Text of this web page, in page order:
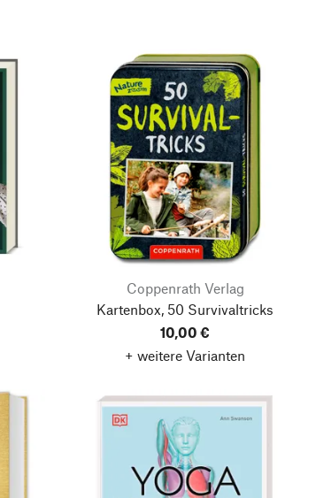
Coppenrath Verlag
Kartenbox, 50 Survivaltricks
10,00 €
+ weitere Varianten